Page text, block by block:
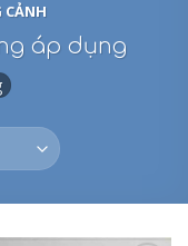
CẢNH
áp dụng